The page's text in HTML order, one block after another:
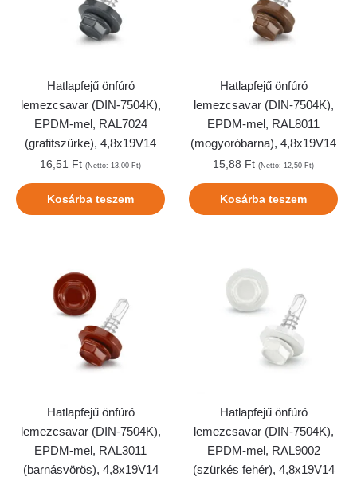
Hatlapfejű önfúró
lemezcsavar (DIN-7504K),
EPDM-mel, RAL7024
(grafitszürke), 4,8x19V14
16,51 Ft (Nettó:13,00 Ft)
Kosárba teszem
Hatlapfejű önfúró
lemezcsavar (DIN-7504K),
EPDM-mel, RAL8011
(mogyoróbarna), 4,8x19V14
15,88 Ft (Nettó:12,50 Ft)
Kosárba teszem
Hatlapfejű önfúró
lemezcsavar (DIN-7504K),
EPDM-mel, RAL3011
(barnásvörös), 4,8x19V14
Hatlapfejű önfúró
lemezcsavar (DIN-7504K),
EPDM-mel, RAL9002
(szürkés fehér), 4,8x19V14